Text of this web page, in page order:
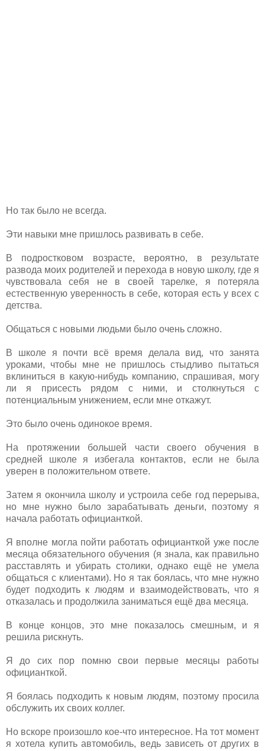
Но так было не всегда.
Эти навыки мне пришлось развивать в себе.
В подростковом возрасте, вероятно, в результате
развода моих родителей и перехода в новую школу, где я
чувствовала себя не в своей тарелке, я потеряла
естественную уверенность в себе, которая есть у всех с
детства.
Общаться с новыми людьми было очень сложно.
В школе я почти всё время делала вид, что занята
уроками, чтобы мне не пришлось стыдливо пытаться
вклиниться в какую-нибудь компанию, спрашивая, могу
ли я присесть рядом с ними, и столкнуться с
потенциальным унижением, если мне откажут.
Это было очень одинокое время.
На протяжении большей части своего обучения в
средней школе я избегала контактов, если не была
уверен в положительном ответе.
Затем я окончила школу и устроила себе год перерыва,
но мне нужно было зарабатывать деньги, поэтому я
начала работать официанткой.
Я вполне могла пойти работать официанткой уже после
месяца обязательного обучения (я знала, как правильно
расставлять и убирать столики, однако ещё не умела
общаться с клиентами). Но я так боялась, что мне нужно
будет подходить к людям и взаимодействовать, что я
отказалась и продолжила заниматься ещё два месяца.
В конце концов, это мне показалось смешным, и я
решила рискнуть.
Я до сих пор помню свои первые месяцы работы
официанткой.
Я боялась подходить к новым людям, поэтому просила
обслужить их своих коллег.
Но вскоре произошло кое-что интересное. На тот момент
я хотела купить автомобиль, ведь зависеть от других в